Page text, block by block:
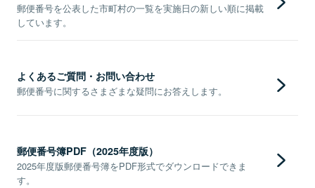
郵便番号を公表した市町村の一覧を実施日の新しい順に掲載
しています。
よくあるご質問・お問い合わせ
郵便番号に関するさまざまな疑問にお答えします。
郵便番号簿PDF（2025年度版）
2025年度版郵便番号簿をPDF形式でダウンロードできま
す。